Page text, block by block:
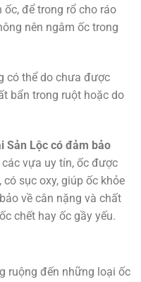
để trong rổ cho ráo
nên ngâm ốc trong
có thể do chưa được
bẩn trong ruột hoặc do
Sản Lộc có đảm bảo
vựa uy tín, ốc được
sục oxy, giúp ốc khỏe
về cân nặng và chất
chết hay ốc gầy yếu.
ruộng đến những loại ốc